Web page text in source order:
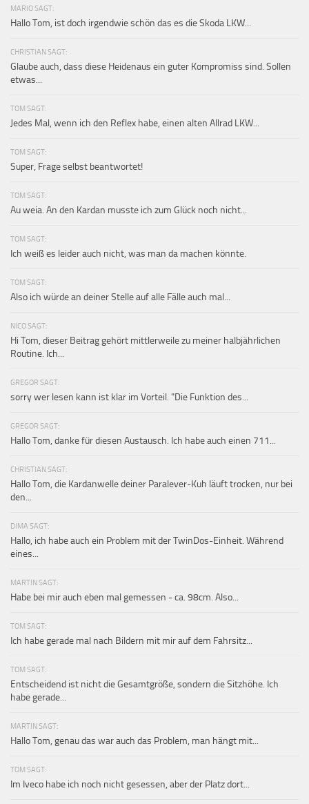
MARIO SAGT:
Hallo Tom, ist doch irgendwie schön das es die Skoda LKW...
CHRISTIAN SAGT:
Glaube auch, dass diese Heidenaus ein guter Kompromiss sind. Sollen
etwas...
TOM SAGT:
Jedes Mal, wenn ich den Reflex habe, einen alten Allrad LKW...
TOM SAGT:
Super, Frage selbst beantwortet!
TOM SAGT:
Au weia. An den Kardan musste ich zum Glück noch nicht...
TOM SAGT:
Ich weiß es leider auch nicht, was man da machen könnte.
TOM SAGT:
Also ich würde an deiner Stelle auf alle Fälle auch mal...
NICO SAGT:
Hi Tom, dieser Beitrag gehört mittlerweile zu meiner halbjährlichen
Routine. Ich...
GREGOR SAGT:
sorry wer lesen kann ist klar im Vorteil. "Die Funktion des...
GREGOR SAGT:
Hallo Tom, danke für diesen Austausch. Ich habe auch einen 711...
CHRISTIAN SAGT:
Hallo Tom, die Kardanwelle deiner Paralever-Kuh läuft trocken, nur bei
den...
DIMA SAGT:
Hallo, ich habe auch ein Problem mit der TwinDos-Einheit. Während
eines...
MARTIN SAGT:
Habe bei mir auch eben mal gemessen - ca. 98cm. Also...
TOM SAGT:
Ich habe gerade mal nach Bildern mit mir auf dem Fahrsitz...
TOM SAGT:
Entscheidend ist nicht die Gesamtgröße, sondern die Sitzhöhe. Ich
habe gerade...
MARTIN SAGT:
Hallo Tom, genau das war auch das Problem, man hängt mit...
TOM SAGT:
Im Iveco habe ich noch nicht gesessen, aber der Platz dort...